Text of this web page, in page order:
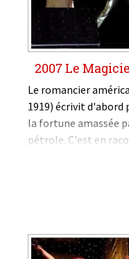
2007 Le
Le romancier
1919) écrivit d'abord
la fortune amassée
pétrole. C'est en
fils, le soir avant